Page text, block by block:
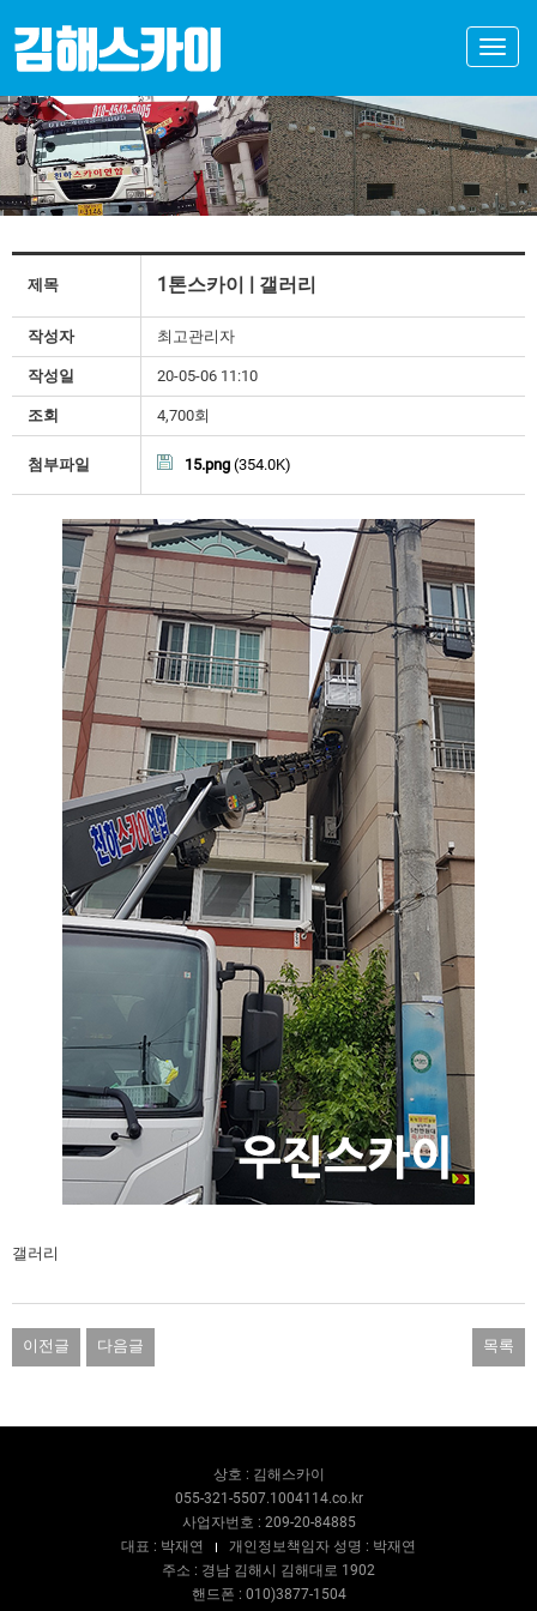
Toggle
제목 1톤스카이 | 갤러리
작성자 최고관리자
작성일 20-05-06 11:10
조회 4,700회
첨부파일 15.png (354.0K)
갤러리
이전글 다음글 목록
상호 : 김해스카이
055-321-5507.1004114.co.kr
사업자번호 : 209-20-84885
대표 : 박재연
개인정보책임자 성명 : 박재연
주소 : 경남 김해시 김해대로 1902
핸드폰 : 010)3877-1504